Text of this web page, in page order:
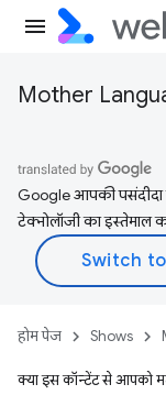
Mother
Google आपकी पसंदीदा
टेक्नोलॉजी का इस्तेमाल
होम पेज Shows
क्या इस कॉन्टेंट से आपको